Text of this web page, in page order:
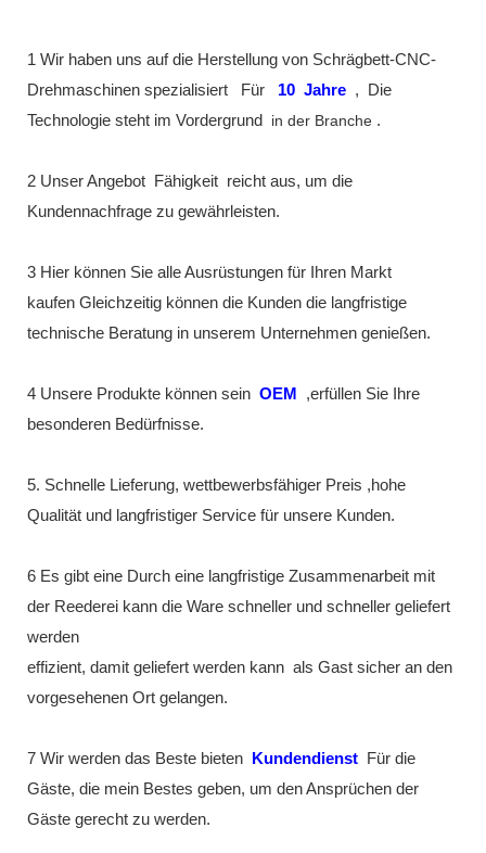
1 Wir haben uns auf die Herstellung von Schrägbett-CNC-
Drehmaschinen spezialisiert
Für 10 Jahre ,
Die
Technologie steht im Vordergrund
in der Branche .
2 Unser Angebot Fähigkeit reicht aus, um die
Kundennachfrage zu gewährleisten.
3 Hier können Sie alle Ausrüstungen für Ihren Markt
kaufen Gleichzeitig können die Kunden die langfristige
technische Beratung in unserem Unternehmen genießen.
4 Unsere Produkte können sein OEM
,erfüllen Sie Ihre
besonderen Bedürfnisse.
5. Schnelle Lieferung, wettbewerbsfähiger Preis ,hohe
Qualität und langfristiger Service für unsere Kunden.
6 Es gibt eine Durch eine langfristige Zusammenarbeit mit
der Reederei kann die Ware schneller und schneller geliefert
werden
effizient, damit geliefert werden kann als Gast sicher an den
vorgesehenen Ort gelangen.
7 Wir werden das Beste bieten Kundendienst
Für die
Gäste, die mein Bestes geben, um den Ansprüchen der
Gäste gerecht zu werden.